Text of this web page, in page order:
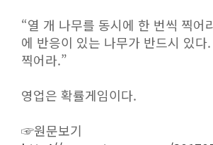
“열 개 나무를 동시에 한 번씩 찍어
에 반응이 있는 나무가 반드시 있다
찍어라.”
영업은 확률게임이다.
☞원문보기